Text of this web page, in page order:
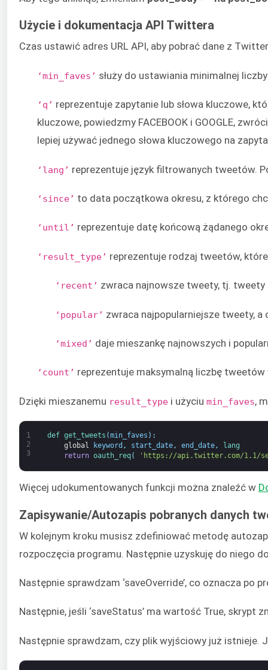
Użycie i dokumentacja API Twittera
Czas ustawić adres URL API, aby pobrać dane z
‘min_faves’ służy do ustawiania minimalnej
‘q’ reprezentuje zapytanie lub słowa kluczowe,
kluczowe, powiedzmy FACEBOOK i GOOGLE,
lepiej używać jednego słowa kluczowego na
‘lang’ reprezentuje język filtrowanych tweetów.
‘since’ to data początkowa okresu, z którego
‘until’ reprezentuje datę końcową żądanego
‘result_type’ reprezentuje rodzaj tweetów,
‘recent’ zwraca najnowsze tweety, tj. tweety
‘popular’ zwraca najpopularniejsze tweety,
‘mixed’ daje mieszankę najnowszych i
‘count’ reprezentuje maksymalną liczbę
Dzięki mieszanemu result_type i użyciu min_faves,
1
2
3
def get_tweets (min_faves ) :
global
keyword , start_date, end_date,
lang
return oauth_req( 'https://api.twitter.com/1.1/
Więcej udokumentowanych funkcji można znaleźć w
Zapisywanie/Autozapis pobranych danych
W kolejnym kroku musisz zdefiniować metodę
rozpoczęcia programu. Następnie uzyskuję do niego
Następnie sprawdzam ‘saveOverride’, co oznacza
Następnie, jeśli ‘saveStatus’ ma wartość True, skrypt
Następnie sprawdzam, czy plik wyjściowy już istnieje.